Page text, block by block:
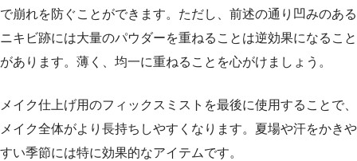
で崩れを防ぐことができます。ただし、前述の通り凹みのある
ニキビ跡には大量のパウダーを重ねることは逆効果になること
があります。薄く、均一に重ねることを心がけましょう。
メイク仕上げ用のフィックスミストを最後に使用することで、
メイク全体がより長持ちしやすくなります。夏場や汗をかきや
すい季節には特に効果的なアイテムです。